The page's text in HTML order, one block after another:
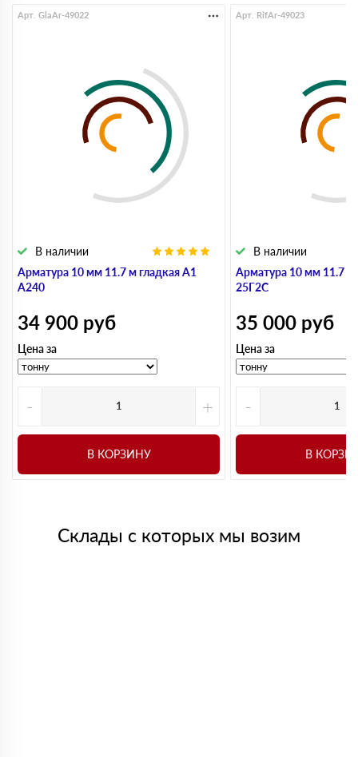
Арматура 10 мм 11.7 м гладкая А1
А240
В наличии
Арт. GlaAr-49022
34 900 руб
Цена за
- +
В КОРЗИНУ
Арматура 10 мм 11.7 м
25Г2С
В наличии
Арт. RifAr-49023
35 000 руб
Цена за
-
В
Склады с которых мы возим